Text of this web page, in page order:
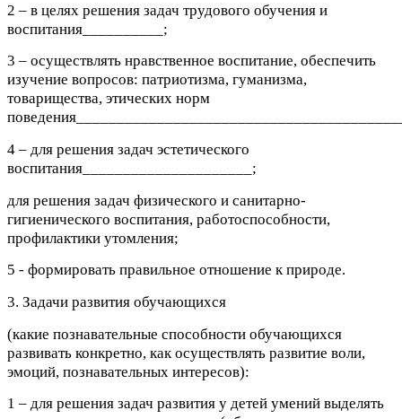
2 – в целях решения задач трудового обучения и
воспитания__________;
3 – осуществлять нравственное воспитание, обеспечить
изучение вопросов: патриотизма, гуманизма,
товарищества, этических норм
4 – для решения задач эстетического
воспитания_____________________;
для решения задач физического и санитарно-
гигиенического воспитания, работоспособности,
профилактики утомления;
5 - формировать правильное отношение к природе.
3. Задачи развития обучающихся
(какие познавательные способности обучающихся
развивать конкретно, как осуществлять развитие воли,
эмоций, познавательных интересов):
1 – для решения задач развития у детей умений выделять